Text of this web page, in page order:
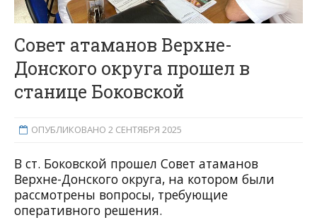
Совет атаманов Верхне-
Донского округа прошел в
станице Боковской
ОПУБЛИКОВАНО 2 СЕНТЯБРЯ 2025
В ст. Боковской прошел Совет атаманов
Верхне-Донского округа, на котором были
рассмотрены вопросы, требующие
оперативного решения.